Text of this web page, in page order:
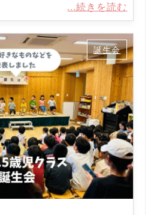
...続きを読む
誕生会